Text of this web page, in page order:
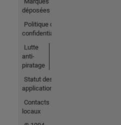
déposées
Politique de
confidentialité
Lutte
anti-
piratage
Statut des
applications
Contacts
locaux